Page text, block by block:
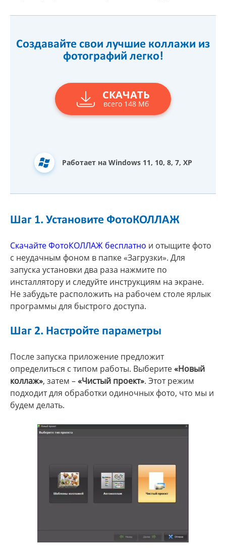
Создавайте свои лучшие коллажи из
фотографий легко!
СКАЧАТЬ
всего 148 Мб
Работает на Windows 11, 10, 8, 7, XP
Шаг 1. Установите ФотоКОЛЛАЖ
Скачайте ФотоКОЛЛАЖ бесплатно и отыщите фото
с неудачным фоном в папке «Загрузки». Для
запуска установки два раза нажмите по
инсталлятору и следуйте инструкциям на экране.
Не забудьте расположить на рабочем столе ярлык
программы для быстрого доступа.
Шаг 2. Настройте параметры
После запуска приложение предложит
определиться с типом работы. Выберите«Новый
коллаж», затем –«Чистый проект». Этот режим
подходит для обработки одиночных фото, что мы и
будем делать.